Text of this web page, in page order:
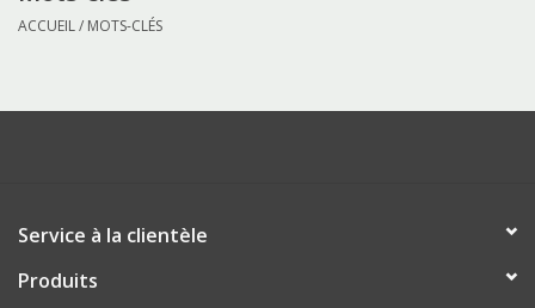
Toys
Catalogue
ACCUEIL/ MOTS-CLÉS
Service à la clientèle
Produits